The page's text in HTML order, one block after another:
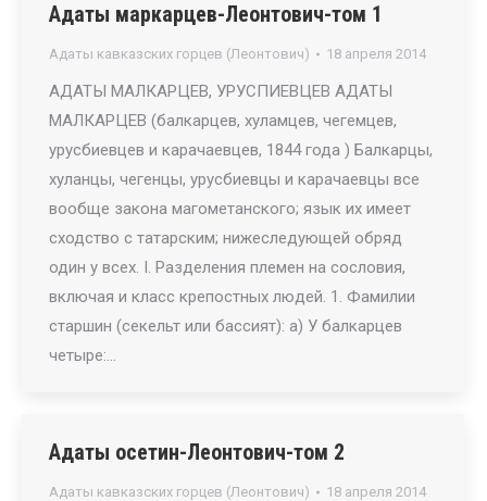
Адаты маркарцев-Леонтович-том 1
Адаты кавказских горцев (Леонтович) 18 апреля 2014
АДАТЫ МАЛКАРЦЕВ, УРУСПИЕВЦЕВ АДАТЫ
МАЛКАРЦЕВ (балкарцев, хуламцев, чегемцев,
урусбиевцев и карачаевцев, 1844 года ) Балкарцы,
хуланцы, чегенцы, урусбиевцы и карачаевцы все
вообще закона магометанского; язык их имеет
сходство с татарским; нижеследующей обряд
один у всех. I. Разделения племен на сословия,
включая и класс крепостных людей. 1. Фамилии
старшин (секельт или бассият): а) У балкарцев
четыре:…
Адаты осетин-Леонтович-том 2
Адаты кавказских горцев (Леонтович) 18 апреля 2014